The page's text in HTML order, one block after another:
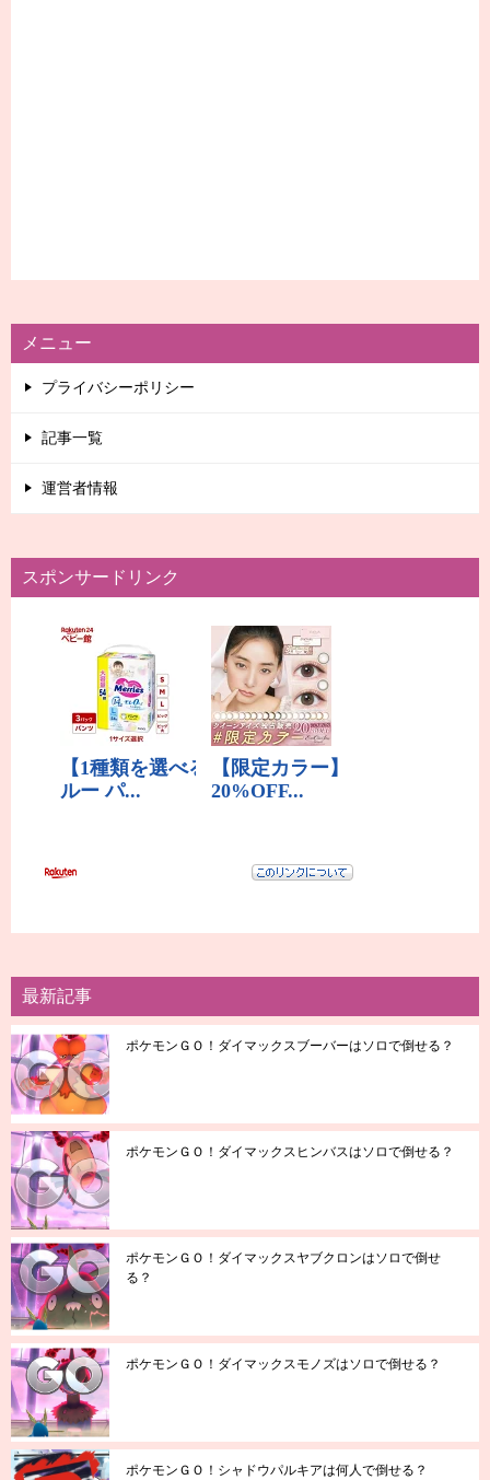
メニュー
プライバシーポリシー
記事一覧
運営者情報
スポンサードリンク
最新記事
ポケモンＧＯ！ダイマックスブーバーはソロで倒せる？
ポケモンＧＯ！ダイマックスヒンバスはソロで倒せる？
ポケモンＧＯ！ダイマックスヤブクロンはソロで倒せ
る？
ポケモンＧＯ！ダイマックスモノズはソロで倒せる？
ポケモンＧＯ！シャドウパルキアは何人で倒せる？